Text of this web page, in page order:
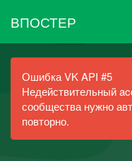
ВПОСТЕР
Ошибка VK API #5
Недействительный
сообщества нужно
повторно.